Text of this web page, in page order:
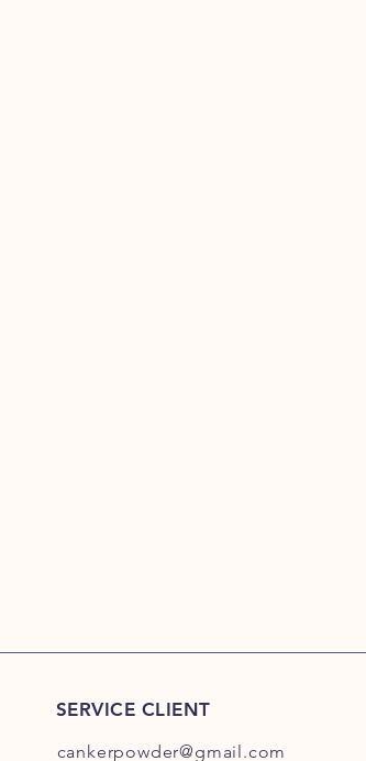
SERVICE CLIENT
cankerpowder@gmail.com